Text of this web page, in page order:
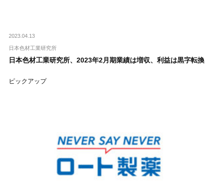
2023.04.13
日本色材工業研究所
日本色材工業研究所、2023年2月期業績は増収、利益は黒字転換
ピックアップ